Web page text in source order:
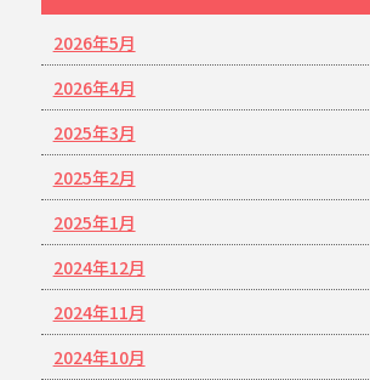
2026年5月
2026年4月
2025年3月
2025年2月
2025年1月
2024年12月
2024年11月
2024年10月